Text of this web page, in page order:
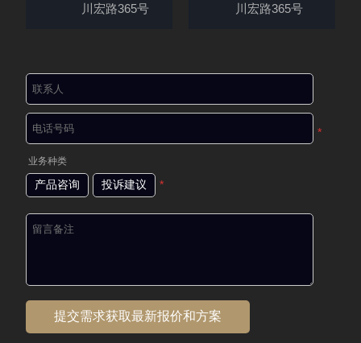
川宏路365号
川宏路365号
*
业务种类
产品咨询 投诉建议 *